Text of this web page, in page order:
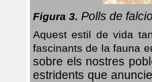
Figura 3. Polls de
Aquest estil de vida
fascinants de la fauna
sobre els nostres
estridents que